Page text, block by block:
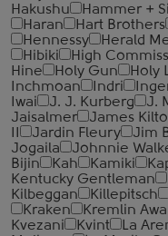
Hakushu
Hammer +
Haran
Hart Brothers
Hennessy
Herald
Hibiki
High
Hine
Holy Gun Holy
Inchmoan
Indri
Iwai
J. J. Kurberg J.
Jaisalmer
James
Jardin Fleury Jim
Jogaila
Johnnie
Bijin
Kah Kamiki
Kentucky Gentleman
Kilbeggan
Killepitsch
Kraken
Kremlin
Kvezani
Kvint La